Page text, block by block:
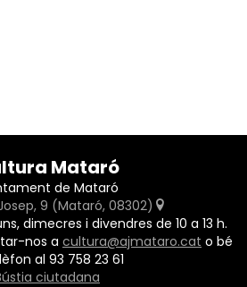
Mataró
de Mataró
9 (Mataró, 08302)
dimecres i divendres de 10 a 13 h.
nos a cultura@ajmataro.cat o bé
al 93 758 23 61
ciutadana